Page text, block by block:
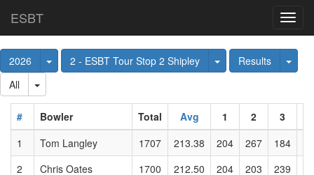
ESBT
2026 Toggle Dropdown
2 - ESBT Tour Stop 2 Shipley Toggle Dropdown
Results
All
Toggle Dropdown
# Bowler Total Avg 1 2 3
1
Tom Langley 1707 213.38 204 267 184
2
Chris Oates 1700 212.50 204 203 239